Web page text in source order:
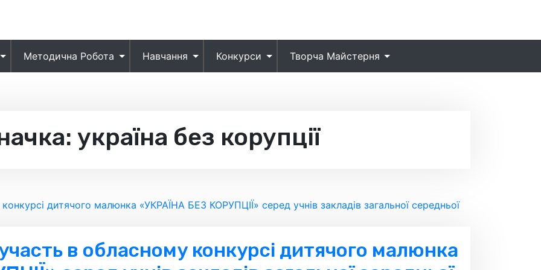
Методична Робота Навчання Конкурси Творча Майстерня
україна без корупції
в обласному конкурсі дитячого малюнка